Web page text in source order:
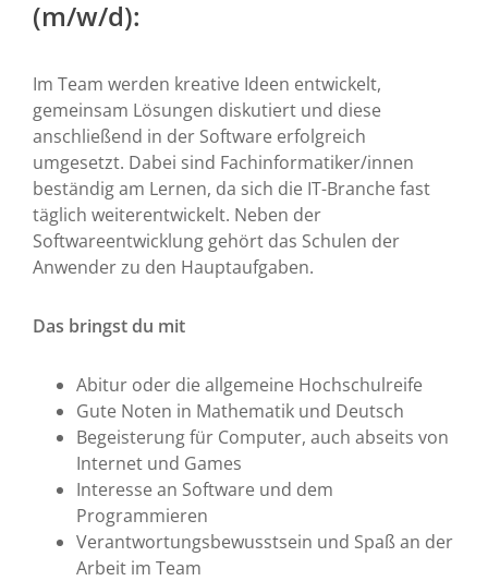
(m/w/d):
Im Team werden kreative Ideen entwickelt,
gemeinsam Lösungen diskutiert und diese
anschließend in der Software erfolgreich
umgesetzt. Dabei sind Fachinformatiker/innen
beständig am Lernen, da sich die IT-Branche fast
täglich weiterentwickelt. Neben der
Softwareentwicklung gehört das Schulen der
Anwender zu den Hauptaufgaben.
Das bringst du mit
Abitur oder die allgemeine Hochschulreife
Gute Noten in Mathematik und Deutsch
Begeisterung für Computer, auch abseits von
Internet und Games
Interesse an Software und dem
Programmieren
Verantwortungsbewusstsein und Spaß an der
Arbeit im Team